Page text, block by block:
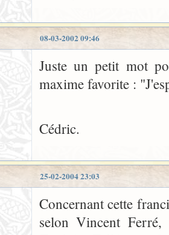
08-03-2002 09:46
Juste un petit mot
maxime favorite :
Cédric.
25-02-2004 23:03
Concernant cette
selon Vincent